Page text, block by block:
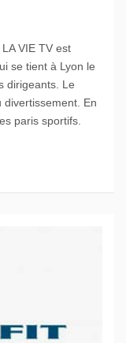
VIE TV est
se tient à Lyon le
dirigeants. Le
En
paris sportifs.